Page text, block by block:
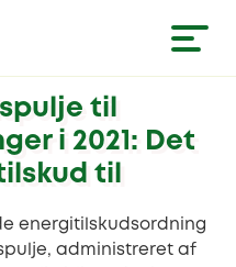
til
i 2021: Det
til
energitilskudsordning
administreret af